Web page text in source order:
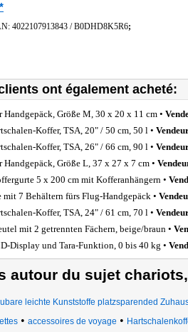
4022107913843 /B0DHD8K5R6;
ont également acheté:
Handgepäck, Größe M, 30 x 20 x 11 cm •
Koffer, TSA, 20" / 50 cm, 50 l •
Koffer, TSA, 26" / 66 cm, 90 l •
Handgepäck, Größe L, 37 x 27 x 7 cm •
5 x 200 cm mit Kofferanhängern •
mit 7 Behältern fürs Flug-Handgepäck •
Koffer, TSA, 24" / 61 cm, 70 l •
mit 2 getrennten Fächern, beige/braun •
Display und Tara-Funktion, 0 bis 40 kg •
autour du sujet
leichte Kunststoffe platzsparended
• accessoires de voyage •